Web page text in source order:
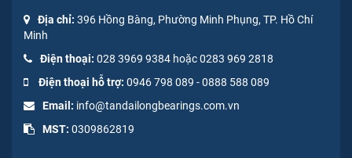
Địa chỉ: 396 Hồng Bàng, Phường Minh Phụng, TP. Hồ Chí
Minh
Điện thoại: 028 3969 9384 hoặc 0283 969 2818
Điện thoại hỗ trợ: 0946 798 089 -0888 588 089
Email: info@tandailongbearings.com.vn
MST: 0309862819